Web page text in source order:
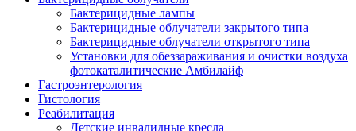
Бактерицидные лампы
Бактерицидные облучатели закрытого типа
Бактерицидные облучатели открытого типа
Установки для обеззараживания и очистки воздуха
фотокаталитические Амбилайф
Гастроэнтерология
Гистология
Реабилитация
Детские инвалидные кресла